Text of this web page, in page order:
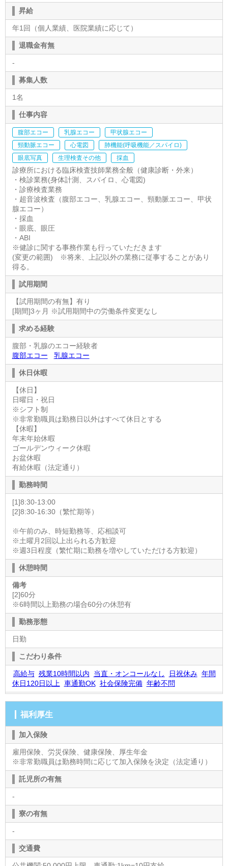
昇給
年1回（個人業績、医院業績に応じて）
退職金有無
-
募集人数
1名
仕事内容
腹部エコー 乳腺エコー
甲状腺エコー
頸動脈エコー
心電図
肺機能(呼吸機能／スパイロ)
眼底写真
生理検査その他 採血
診療所における臨床検査技師業務全般（健康診断・外来）
・検診業務(身体計測、スパイロ、心電図)
・診療検査業務
・超音波検査（腹部エコー、乳腺エコー、頸動脈エコー、甲状
腺エコー）
・採血
・眼底、眼圧
・ABI
※健診に関する事務作業も行っていただきます
(変更の範囲) ※将来、上記以外の業務に従事することがあり
得る。
試用期間
【試用期間の有無】有り
[期間]3ヶ月 ※試用期間中の労働条件変更なし
求める経験
腹部・乳腺のエコー経験者
腹部エコー
乳腺エコー
休日休暇
【休日】
日曜日・祝日
※シフト制
※非常勤職員は勤務日以外はすべて休日とする
【休暇】
年末年始休暇
ゴールデンウィーク休暇
お盆休暇
有給休暇（法定通り）
勤務時間
[1]8:30-13:00
[2]8:30-16:30（繁忙期等）
※午前のみ、時短勤務等、応相談可
※土曜月2回以上出られる方歓迎
※週3日程度（繁忙期に勤務を増やしていただける方歓迎）
休憩時間
備考
[2]60分
※6時間以上勤務の場合60分の休憩有
勤務形態
日勤
こだわり条件
高給与 残業10時間以内 当直・オンコールなし 日祝休み 年間
休日120日以上 車通勤OK 社会保険完備 年齢不問
福利厚生
加入保険
雇用保険、労災保険、健康保険、厚生年金
※非常勤職員は勤務時間に応じて加入保険を決定（法定通り）
託児所の有無
-
寮の有無
-
交通費